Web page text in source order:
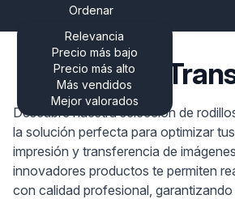
Ordenar
Relevancia
Precio más bajo
Precio más alto
Más vendidos
Mejor valorados
Rodillos De
Descubre nuestra selección de
la solución perfecta para optimizar
impresión y transferencia de
innovadores productos te permiten
con calidad profesional,